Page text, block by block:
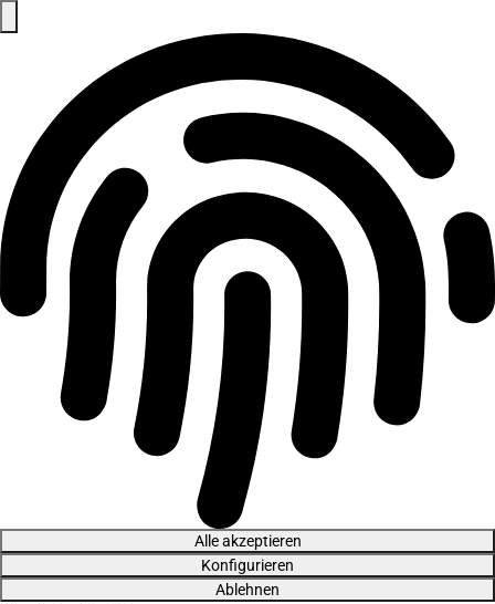
Alle akzeptieren
Konfigurieren
Ablehnen